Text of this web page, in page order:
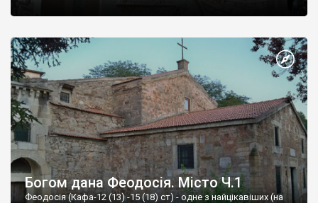
Богом дана Феодосія. Місто Ч.1
Феодосія (Кафа-12 (13) -15 (18) ст) - одне з найцікавіших (на